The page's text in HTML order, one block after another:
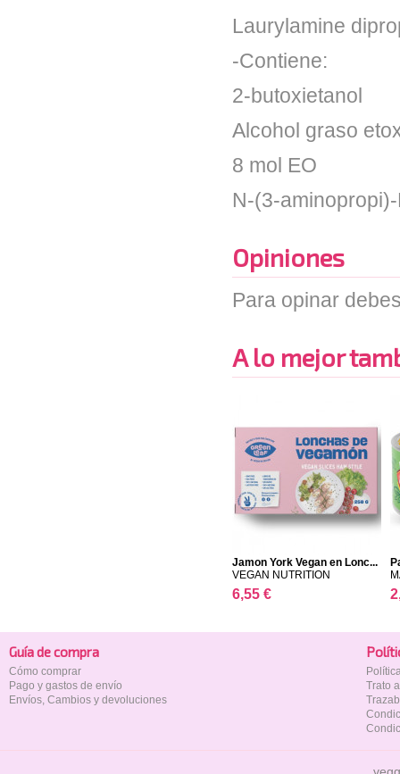
Laurylamine
-Contiene:
2-butoxietanol
Alcohol graso
8 mol EO
N-(3-
Opiniones
Para opinar
A lo mejor
Jamon York Vegan en Lonc...
VEGAN NUTRITION
6,55 €
Guía de compra
Cómo comprar
Pago y gastos de envío
Envíos, Cambios y devoluciones
Trato